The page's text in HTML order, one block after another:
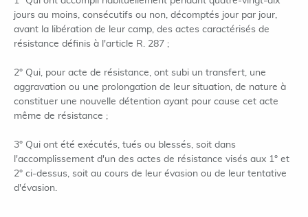
jours au moins, consécutifs ou non, décomptés jour par jour,
avant la libération de leur camp, des actes caractérisés de
résistance définis à l'article R. 287 ;
2° Qui, pour acte de résistance, ont subi un transfert, une
aggravation ou une prolongation de leur situation, de nature à
constituer une nouvelle détention ayant pour cause cet acte
même de résistance ;
3° Qui ont été exécutés, tués ou blessés, soit dans
l'accomplissement d'un des actes de résistance visés aux 1° et
2° ci-dessus, soit au cours de leur évasion ou de leur tentative
d'évasion.